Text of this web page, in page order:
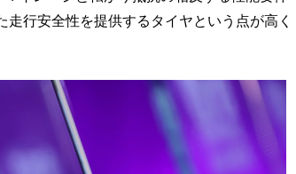
行安全性を提供するタイヤという点が高く